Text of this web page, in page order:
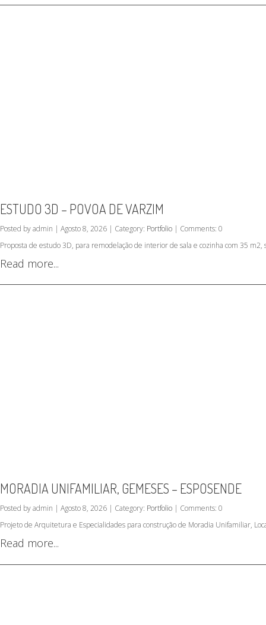
ESTUDO 3D – POVOA DE VARZIM
Posted by admin | Agosto 8, 2026 | Category: Portfolio | Comments: 0
Proposta de estudo 3D, para remodelação de interior de sala e cozinha com 35 m2,
Read more...
MORADIA UNIFAMILIAR, GEMESES – ESPOSENDE
Posted by admin | Agosto 8, 2026 | Category: Portfolio | Comments: 0
Projeto de Arquitetura e Especialidades para construção de Moradia Unifamiliar,
Read more...